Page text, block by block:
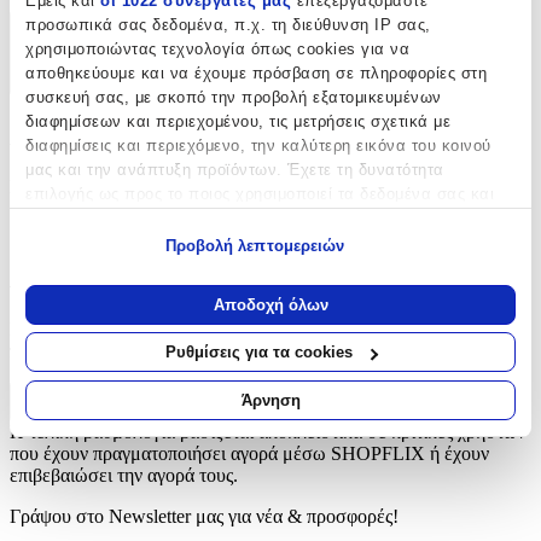
προσωπικά σας δεδομένα, π.χ. τη διεύθυνση IP σας,
χρησιμοποιώντας τεχνολογία όπως cookies για να
αποθηκεύουμε και να έχουμε πρόσβαση σε πληροφορίες στη
συσκευή σας, με σκοπό την προβολή εξατομικευμένων
διαφημίσεων και περιεχομένου, τις μετρήσεις σχετικά με
διαφημίσεις και περιεχόμενο, την καλύτερη εικόνα του κοινού
μας και την ανάπτυξη προϊόντων. Έχετε τη δυνατότητα
Να συλλέξουμε πληροφορίες σχετικά με τη γεωγραφική
σας τοποθεσία, οι οποίες μπορεί να είναι ακριβείς σε
απόσταση μερικών μέτρων
Να αναγνωρίσουμε τη συσκευή σας σαρώνοντας ενεργά
για συγκεκριμένα χαρακτηριστικά (δακτυλικό αποτύπωμα)
Μάθετε περισσότερα σχετικά με τον τρόπο επεξεργασίας των
προσωπικών σας δεδομένων και καθορίστε τις προτιμήσεις σας
στην
ενότητα “Λεπτομέρειες”. Μπορείτε να αλλάξετε ή να
ανακαλέσετε τη συγκατάθεσή σας ανά πάσα στιγμή από τη
Δήλωση Cookies.
Προβολή λεπτομερειών
Αποδοχή όλων
Ρυθμίσεις για τα cookies
Άρνηση
Χαρακτηριστικά
+
Χαρακτηριστικά
Αξιολογήσεις
Προς το παρόν δεν υπάρχουν άλλες αξιολογήσεις. Όταν
προστεθούν, θα εμφανιστούν εδώ.
Πώς υπολογίζεται η βαθμολογία
Η τελική βαθμολογία βασίζεται αποκλειστικά σε κριτικές χρηστών
που έχουν πραγματοποιήσει αγορά μέσω SHOPFLIX ή έχουν
επιβεβαιώσει την αγορά τους.
Γράψου στο Νewsletter μας για νέα & προσφορές!